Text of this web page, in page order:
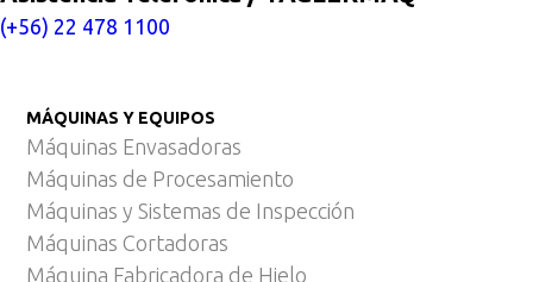
(+56) 22 478 1100
MÁQUINAS Y EQUIPOS
Máquinas Envasadoras
Máquinas de Procesamiento
Máquinas y Sistemas de Inspección
Máquinas Cortadoras
Máquina Fabricadora de Hielo